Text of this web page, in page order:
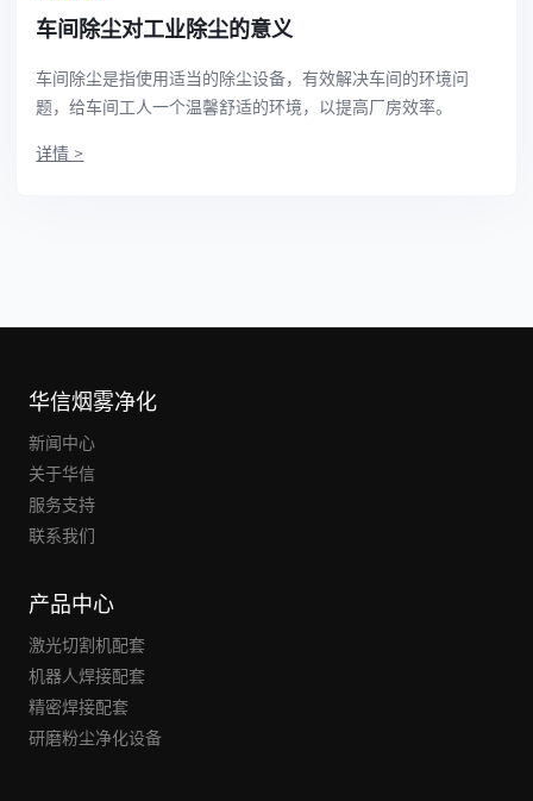
车间除尘对工业除尘的意义
车间除尘是指使用适当的除尘设备，有效解决车间的环境问
题，给车间工人一个温馨舒适的环境，以提高厂房效率。
详情 >
华信烟雾净化
新闻中心
关于华信
服务支持
联系我们
产品中心
激光切割机配套
机器人焊接配套
精密焊接配套
研磨粉尘净化设备